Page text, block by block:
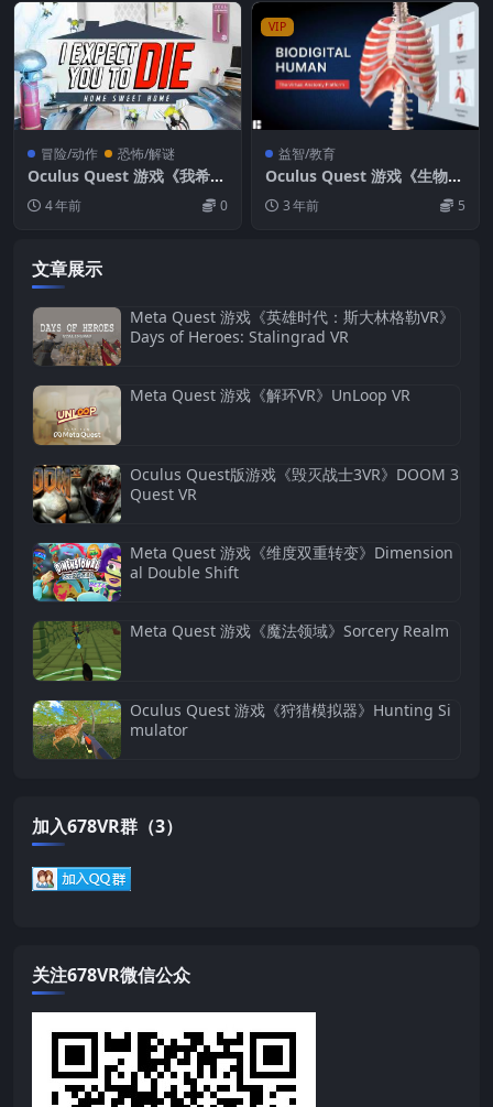
冒险/动作 恐怖/解谜
Oculus Quest 游戏《我希望
你死：甜蜜家园》I Expect Y
ou To Die: Home Sweet H
4 年前 0
VIP
益智/教育
Oculus Quest 游戏《生物数
字人》BioDigital Human
3 年前 5
文章展示
Meta Quest 游戏《英雄时代：斯大林格勒VR》
Days of Heroes: Stalingrad VR
Meta Quest 游戏《解环VR》UnLoop VR
Oculus Quest版游戏《毁灭战士3VR》DOOM 3
Quest VR
Meta Quest 游戏《维度双重转变》Dimension
al Double Shift
Meta Quest 游戏《魔法领域》Sorcery Realm
Oculus Quest 游戏《狩猎模拟器》Hunting Si
mulator
加入678VR群（3）
关注678VR微信公众